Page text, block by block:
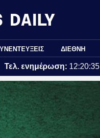
ΔΙΕΘΝΗ
Τελ. ενημέρωση: 12:20:35